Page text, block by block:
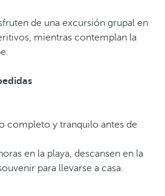
de una excursión grupal en
mientras contemplan la
completo y tranquilo antes de
en la playa, descansen en la
para llevarse a casa.